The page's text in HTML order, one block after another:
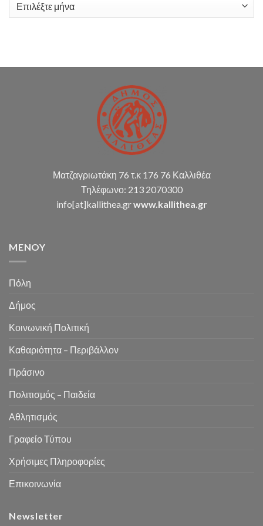
υποστήριξης
σύνταξη
καταστάσεων
κ.α.)
Ματζαγριωτάκη 76 τ.κ 176 76 Καλλιθέα
Τηλέφωνο: 213 2070300
info[at]kallithea.grwww.kallithea.gr
MENOY
Πόλη
Δήμος
Κοινωνική Πολιτική
Καθαριότητα – Περιβάλλον
Πράσινο
Πολιτισμός – Παιδεία
Αθλητισμός
Γραφείο Τύπου
Χρήσιμες Πληροφορίες
Επικοινωνία
Newsletter